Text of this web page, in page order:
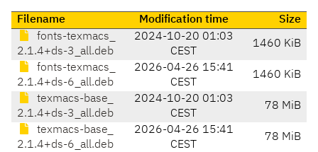
Filename Modification time
Size
fonts-texmacs_
2.1.4+ds-3_all.deb
2024-10-20 01:03
CEST
1460 KiB
fonts-texmacs_
2.1.4+ds-6_all.deb
2026-04-26 15:41
CEST
1460 KiB
texmacs-base_
2.1.4+ds-3_all.deb
2024-10-20 01:03
CEST
78 MiB
texmacs-base_
2.1.4+ds-6_all.deb
2026-04-26 15:41
CEST
78 MiB